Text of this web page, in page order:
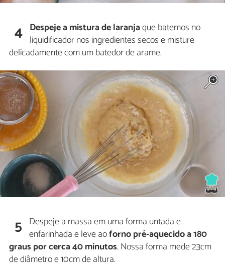
4 Despeje a mistura de laranjaque batemos no
liquidificador nos ingredientes secos e misture
delicadamente com um batedor de arame.
5 Despeje a massa em uma forma untada e
enfarinhada e leve aoforno pré-aquecido a 180
graus por cerca 40 minutos. Nossa forma mede 23cm
de diâmetro e 10cm de altura.